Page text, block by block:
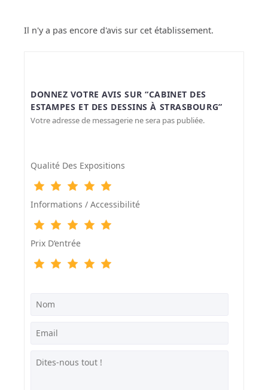
Il n'y a pas encore d'avis sur cet établissement.
DONNEZ VOTRE AVIS SUR “CABINET DES
ESTAMPES ET DES DESSINS À STRASBOURG”
Votre adresse de messagerie ne sera pas publiée.
Qualité Des Expositions
Informations / Accessibilité
Prix D‘entrée